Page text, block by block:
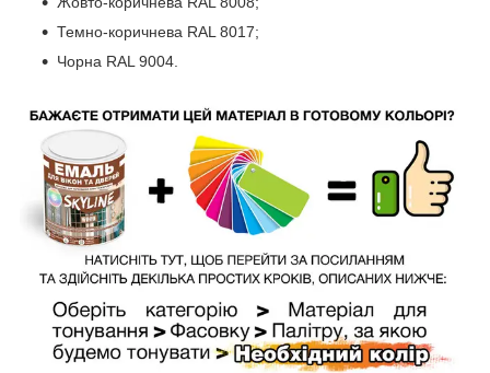
Темно-коричнева RAL 8017;
Чорна RAL 9004.